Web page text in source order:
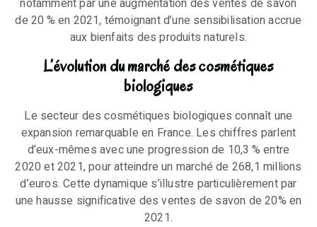
notamment par une augmentation des ventes de savon
de 20 % en 2021, témoignant d’une sensibilisation accrue
aux bienfaits des produits naturels.
L’évolution du marché des cosmétiques
biologiques
Le secteur des cosmétiques biologiques connaît une
expansion remarquable en France. Les chiffres parlent
d’eux-mêmes avec une progression de 10,3 % entre
2020 et 2021, pour atteindre un marché de 268,1 millions
d’euros. Cette dynamique s’illustre particulièrement par
une hausse significative des ventes de savon de 20% en
2021.